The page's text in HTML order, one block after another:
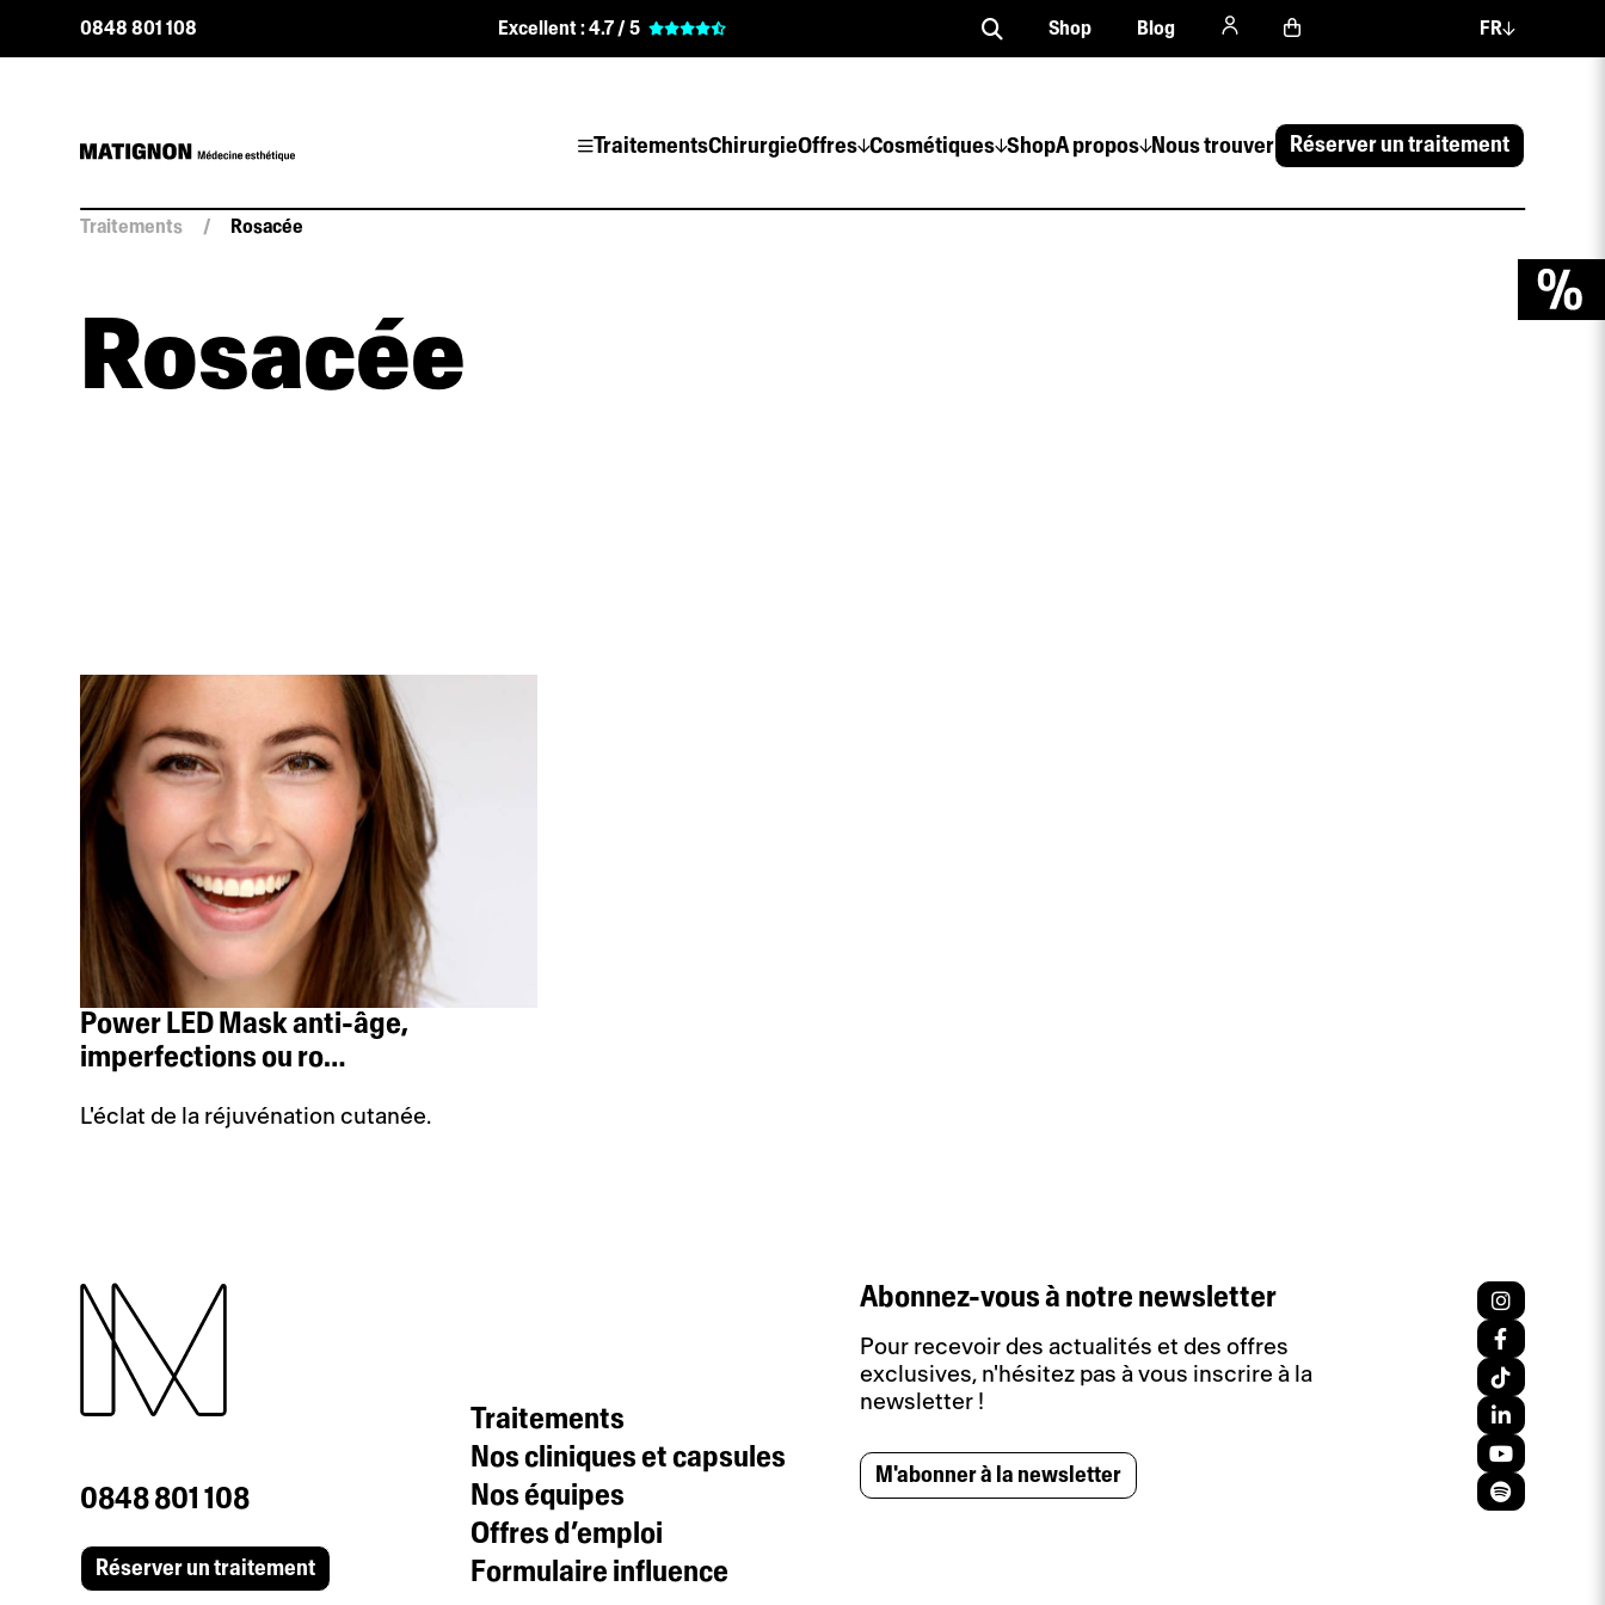
TraitementsChirurgieOffres Cosmétiques ShopA propos Nous trouver Réserver un traitement
0848 801 108 Excellent :4.7 / 5 Shop Blog FR
Traitements / Rosacée
Rosacée
Power LED Mask anti-âge,
imperfections ou ro…
L'éclat de la réjuvénation cutanée.
0848 801 108
Réserver un traitement
Traitements
Nos cliniques et capsules
Nos équipes
Offres d’emploi
Formulaire influence
Abonnez-vous à notre newsletter
Pour recevoir des actualités et des offres
exclusives, n'hésitez pas à vous inscrire à la
newsletter !
M'abonner à la newsletter